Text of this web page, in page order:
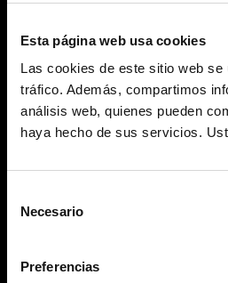
Esta página web usa cookies
Las cookies de este sitio web
tráfico. Además, compartimos
análisis web, quienes pueden
haya hecho de sus servicios.
Necesario
Preferencias